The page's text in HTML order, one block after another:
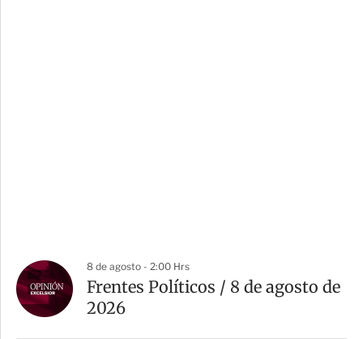
8 de agosto - 2:00 Hrs
Frentes Políticos / 8 de agosto de
2026